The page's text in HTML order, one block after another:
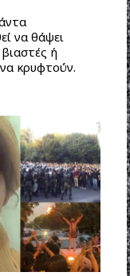
να θάψει
ή
κρυφτούν.